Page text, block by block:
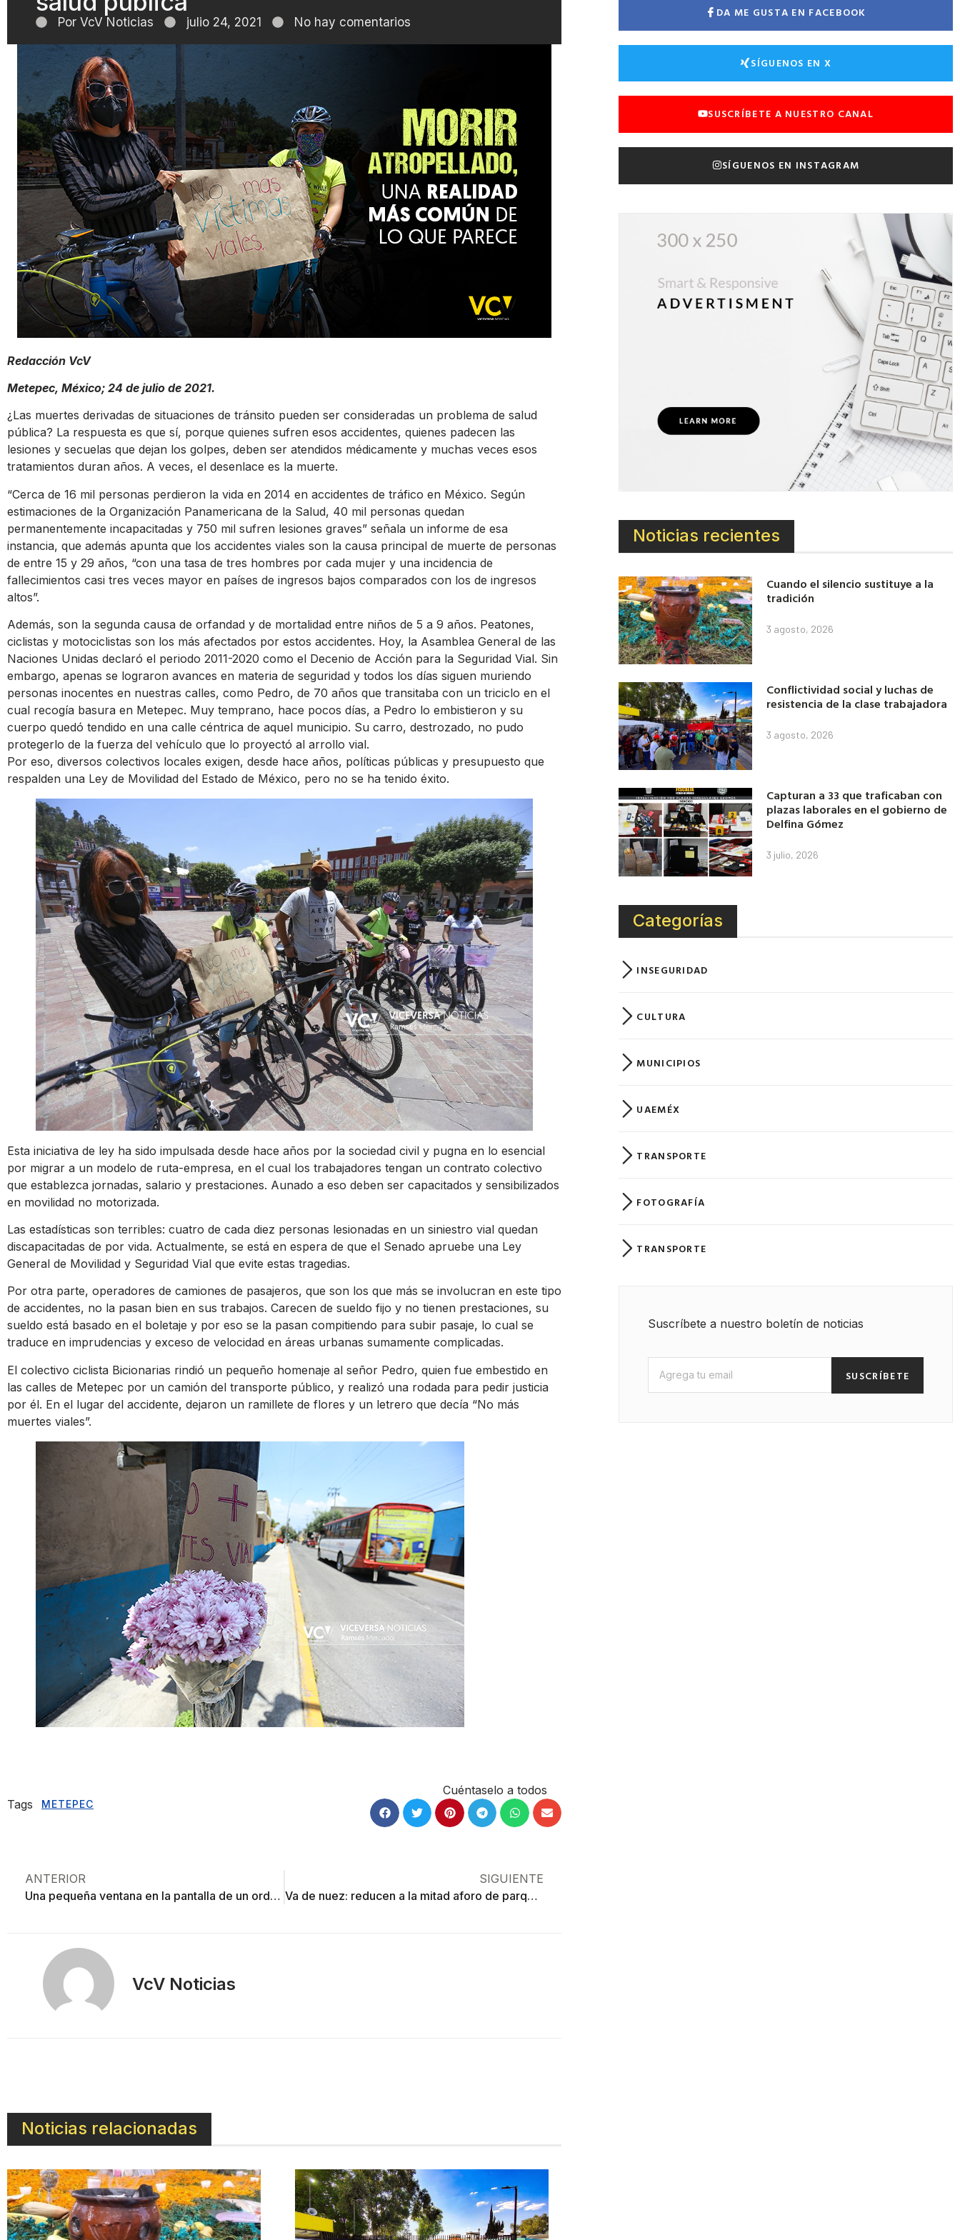
Por VcV Noticias julio 24, 2021 No hay comentarios
Redacción VcV
Metepec, México; 24 de julio de 2021.
¿Las muertes derivadas de situaciones de tránsito pueden ser consideradas un problema de salud
pública? La respuesta es que sí, porque quienes sufren esos accidentes, quienes padecen las
lesiones y secuelas que dejan los golpes, deben ser atendidos médicamente y muchas veces esos
tratamientos duran años. A veces, el desenlace es la muerte.
“Cerca de 16 mil personas perdieron la vida en 2014 en accidentes de tráfico en México. Según
estimaciones de la Organización Panamericana de la Salud, 40 mil personas quedan
permanentemente incapacitadas y 750 mil sufren lesiones graves” señala un informe de esa
instancia, que además apunta que los accidentes viales son la causa principal de muerte de personas
de entre 15 y 29 años, “con una tasa de tres hombres por cada mujer y una incidencia de
fallecimientos casi tres veces mayor en países de ingresos bajos comparados con los de ingresos
altos”.
Además, son la segunda causa de orfandad y de mortalidad entre niños de 5 a 9 años. Peatones,
ciclistas y motociclistas son los más afectados por estos accidentes. Hoy, la Asamblea General de las
Naciones Unidas declaró el periodo 2011-2020 como el Decenio de Acción para la Seguridad Vial. Sin
embargo, apenas se lograron avances en materia de seguridad y todos los días siguen muriendo
personas inocentes en nuestras calles, como Pedro, de 70 años que transitaba con un triciclo en el
cual recogía basura en Metepec. Muy temprano, hace pocos días, a Pedro lo embistieron y su
cuerpo quedó tendido en una calle céntrica de aquel municipio. Su carro, destrozado, no pudo
protegerlo de la fuerza del vehículo que lo proyectó al arrollo vial.
Por eso, diversos colectivos locales exigen, desde hace años, políticas públicas y presupuesto que
respalden una Ley de Movilidad del Estado de México, pero no se ha tenido éxito.
Esta iniciativa de ley ha sido impulsada desde hace años por la sociedad civil y pugna en lo esencial
por migrar a un modelo de ruta-empresa, en el cual los trabajadores tengan un contrato colectivo
que establezca jornadas, salario y prestaciones. Aunado a eso deben ser capacitados y sensibilizados
en movilidad no motorizada.
Las estadísticas son terribles: cuatro de cada diez personas lesionadas en un siniestro vial quedan
discapacitadas de por vida. Actualmente, se está en espera de que el Senado apruebe una Ley
General de Movilidad y Seguridad Vial que evite estas tragedias.
Por otra parte, operadores de camiones de pasajeros, que son los que más se involucran en este tipo
de accidentes, no la pasan bien en sus trabajos. Carecen de sueldo fijo y no tienen prestaciones, su
sueldo está basado en el boletaje y por eso se la pasan compitiendo para subir pasaje, lo cual se
traduce en imprudencias y exceso de velocidad en áreas urbanas sumamente complicadas.
El colectivo ciclista Bicionarias rindió un pequeño homenaje al señor Pedro, quien fue embestido en
las calles de Metepec por un camión del transporte público, y realizó una rodada para pedir justicia
por él. En el lugar del accidente, dejaron un ramillete de flores y un letrero que decía “No más
muertes viales”.
Tags METEPEC
Cuéntaselo a todos
ANTERIOR
Una pequeña ventana en la pantalla de un ordenador
SIGUIENTE
Va de nuez: reducen a la mitad aforo de parques y zoológicos
VcV Noticias
Noticias relacionadas
DA ME GUSTA EN FACEBOOK
SÍGUENOS EN X
SUSCRÍBETE A NUESTRO CANAL
SÍGUENOS EN INSTAGRAM
Noticias recientes
Cuando el silencio sustituye a la
tradición
3 agosto, 2026
Conflictividad social y luchas de
resistencia de la clase trabajadora
3 agosto, 2026
Capturan a 33 que traficaban con
plazas laborales en el gobierno de
Delfina Gómez
3 julio, 2026
Categorías
INSEGURIDAD
CULTURA
MUNICIPIOS
UAEMÉX
TRANSPORTE
FOTOGRAFÍA
TRANSPORTE
Suscríbete a nuestro boletín de noticias
SUSCRÍBETE